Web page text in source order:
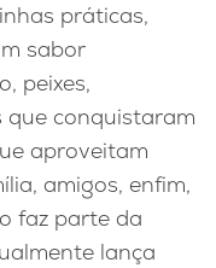
práticas,
sabor
peixes,
que conquistaram
aproveitam
amigos, enfim,
faz parte da
lança